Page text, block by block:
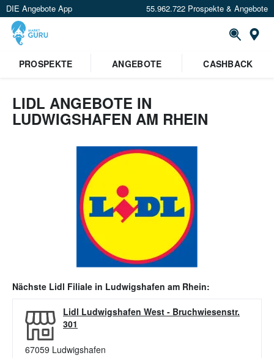
DIE Angebote App 55.962.722 Prospekte & Angebote
PROSPEKTE
ANGEBOTE CASHBACK
LIDL ANGEBOTE IN
LUDWIGSHAFEN AM RHEIN
Nächste Lidl Filiale in Ludwigshafen am Rhein:
Lidl Ludwigshafen West - Bruchwiesenstr.
301
67059 Ludwigshafen